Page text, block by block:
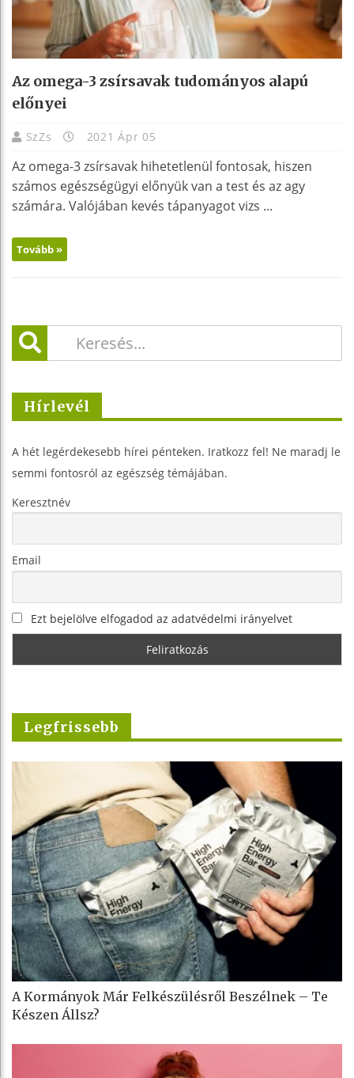
Az omega-3 zsírsavak tudományos alapú
előnyei
SzZs 2021 Ápr 05
Az omega-3 zsírsavak hihetetlenül fontosak, hiszen
számos egészségügyi előnyük van a test és az agy
számára. Valójában kevés tápanyagot vizs ...
Tovább »
Hírlevél
A hét legérdekesebb hírei pénteken. Iratkozz fel! Ne maradj le
semmi fontosról az egészség témájában.
Keresztnév
Email
Ezt bejelölve elfogadod az adatvédelmi irányelvet
Legfrissebb
A Kormányok Már Felkészülésről Beszélnek – Te
Készen Állsz?